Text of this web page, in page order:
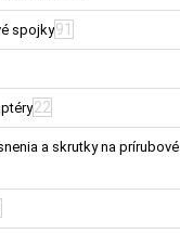
spojky91
22
a skrutky na prírubové